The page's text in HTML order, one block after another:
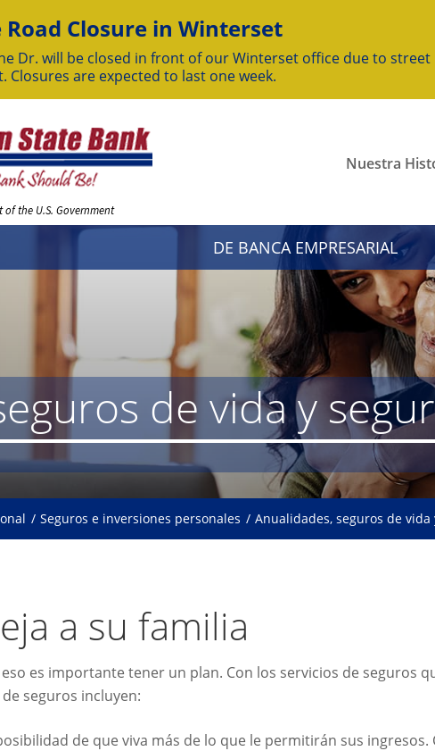
Road Closure in Winterset
Dr. will be closed in front of our Winterset office due to
Closures are expected to last one week.
Nuestra
the U.S. Government
DE BANCA EMPRESARIAL
de vida y
Seguros e inversiones personales Anualidades, seguros de
a su familia
es importante tener un plan. Con los servicios de seguros
seguros incluyen:
de que viva más de lo que le permitirán sus